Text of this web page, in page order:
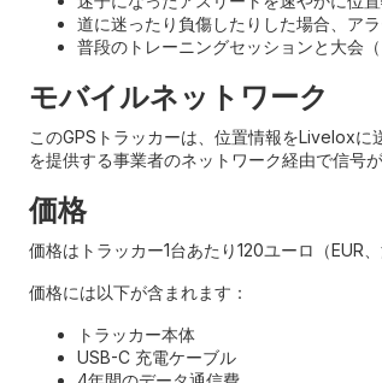
道に迷ったり負傷したりした場合、ア
普段のトレーニングセッションと大会
モバイルネットワーク
このGPSトラッカーは、位置情報をLivelox
を提供する事業者のネットワーク経由で信号
価格
価格はトラッカー1台あたり120ユーロ（EUR、
価格には以下が含まれます：
トラッカー本体
USB-C 充電ケーブル